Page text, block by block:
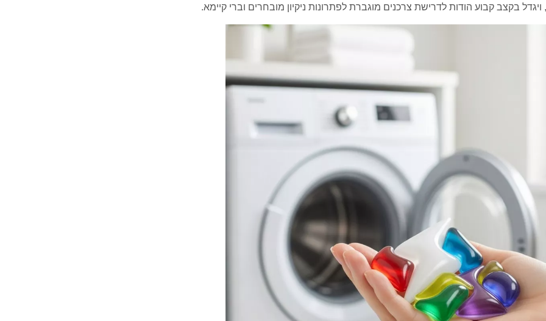
, ויגדל בקצב קבוע הודות לדרישת צרכנים מוגברת לפתרונות ניקיון מובחרים וברי קיימא.